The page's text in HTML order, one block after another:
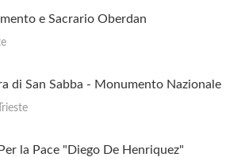
e Sacrario Oberdan
di San Sabba - Monumento Nazionale
la Pace "Diego De Henriquez"